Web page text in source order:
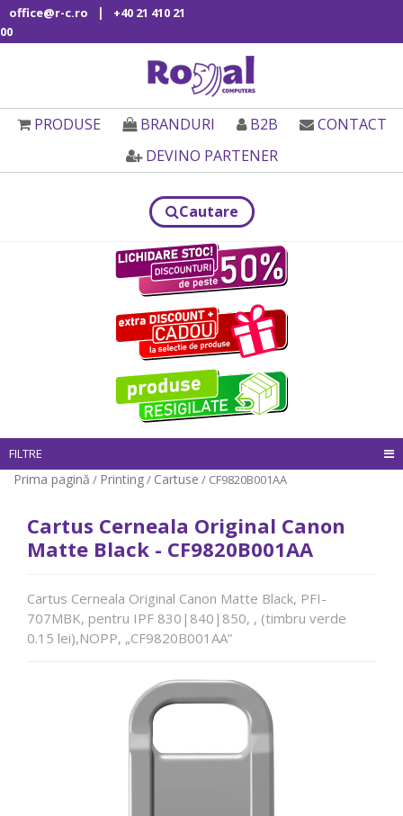
office@r-c.ro |
+40 21 410 21
00
PRODUSE BRANDURI B2B
CONTACT
DEVINO PARTENER
Cautare
FILTRE
Prima pagină / Printing/ Cartuse / CF9820B001AA
Cartus Cerneala Original Canon
Matte Black - CF9820B001AA
Cartus Cerneala Original Canon Matte Black, PFI-
707MBK, pentru IPF 830|840|850, , (timbru verde
0.15 lei),NOPP, „CF9820B001AA”